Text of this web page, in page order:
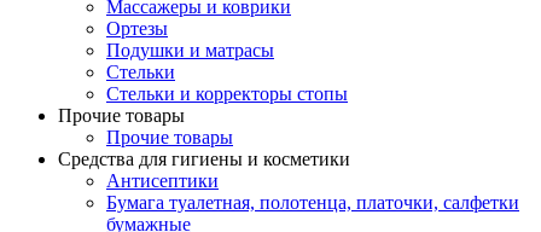
Массажеры и коврики
Ортезы
Подушки и матрасы
Стельки
Стельки и корректоры стопы
Прочие товары
Прочие товары
Средства для гигиены и косметики
Антисептики
Бумага туалетная, полотенца, платочки, салфетки
бумажные